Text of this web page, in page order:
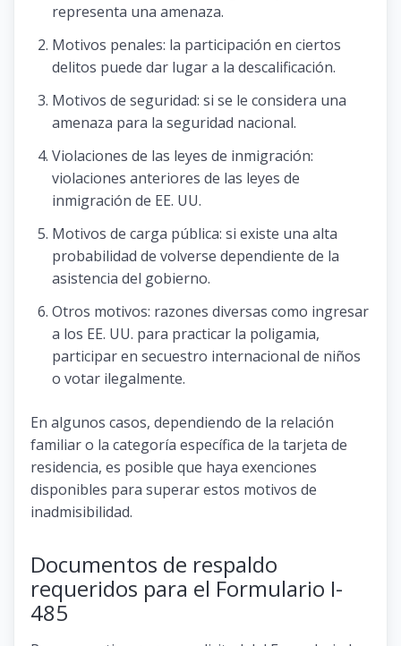
representa una amenaza.
Motivos penales: la participación en ciertos
delitos puede dar lugar a la descalificación.
Motivos de seguridad: si se le considera una
amenaza para la seguridad nacional.
Violaciones de las leyes de inmigración:
violaciones anteriores de las leyes de
inmigración de EE. UU.
Motivos de carga pública: si existe una alta
probabilidad de volverse dependiente de la
asistencia del gobierno.
Otros motivos: razones diversas como ingresar
a los EE. UU. para practicar la poligamia,
participar en secuestro internacional de niños
o votar ilegalmente.
En algunos casos, dependiendo de la relación
familiar o la categoría específica de la tarjeta de
residencia, es posible que haya exenciones
disponibles para superar estos motivos de
inadmisibilidad.
Documentos de respaldo
requeridos para el Formulario I-
485